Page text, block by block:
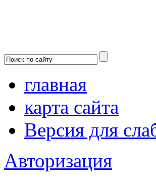
главная
карта сайта
Версия для
Авторизация